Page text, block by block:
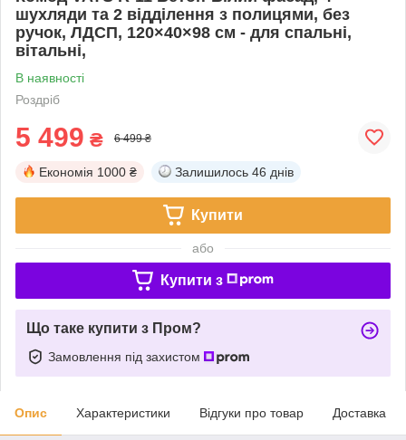
шухляди та 2 відділення з полицями, без
ручок, ЛДСП, 120×40×98 см - для спальні,
вітальні,
В наявності
Роздріб
5 499 ₴ 6 499 ₴
Економія 1000 ₴ Залишилось 46 днів
Купити
або
Купити з
Що таке купити з Пром?
Замовлення під захистом
Опис Характеристики Відгуки про товар Доставка